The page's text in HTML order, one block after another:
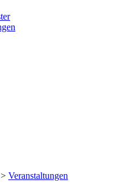
> Veranstaltungen